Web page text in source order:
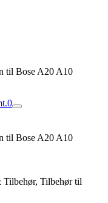
til Bose A20 A10
0
til Bose A20 A10
Tilbehør til